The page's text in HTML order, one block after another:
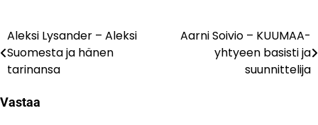
Artikkelien
selaus
Aleksi Lysander – Aleksi
Suomesta ja hänen
tarinansa
Aarni Soivio – KUUMAA-
yhtyeen basisti ja
suunnittelija
Vastaa